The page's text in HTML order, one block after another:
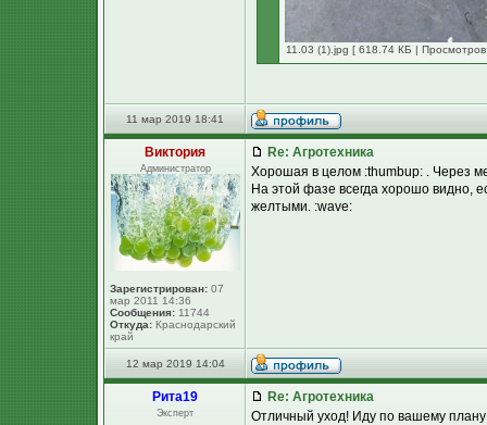
11.03 (1).jpg [ 618.74 КБ |
11 мар 2019 18:41
Виктория
Администратор
Зарегистрирован: 07
мар 2011 14:36
Сообщения: 11744
Откуда: Краснодарский
край
Re: Агротехника
Хорошая в целом :thumbup: . Через
На этой фазе всегда хорошо видно,
желтыми. :wave:
12 мар 2019 14:04
Рита19
Эксперт
Re: Агротехника
Отличный уход! Иду по вашему